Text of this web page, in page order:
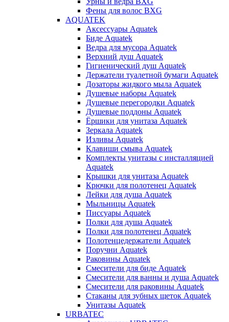
Фены для волос BXG
AQUATEK
Аксессуары Aquatek
Биде Aquatek
Ведра для мусора Aquatek
Верхний душ Aquatek
Гигиенический душ Aquatek
Держатели туалетной бумаги Aquatek
Дозаторы жидкого мыла Aquatek
Душевые наборы Aquatek
Душевые перегородки Aquatek
Душевые поддоны Aquatek
Ёршики для унитаза Aquatek
Зеркала Aquatek
Изливы Aquatek
Клавиши смыва Aquatek
Комплекты унитазы с инсталляцией
Aquatek
Крышки для унитаза Aquatek
Крючки для полотенец Aquatek
Лейки для душа Aquatek
Мыльницы Aquatek
Писсуары Aquatek
Полки для душа Aquatek
Полки для полотенец Aquatek
Полотенцедержатели Aquatek
Поручни Aquatek
Раковины Aquatek
Смесители для биде Aquatek
Смесители для ванны и душа Aquatek
Смесители для раковины Aquatek
Стаканы для зубных щеток Aquatek
Унитазы Aquatek
URBATEC